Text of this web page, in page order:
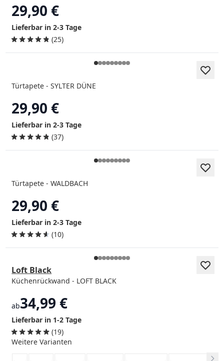
29,90 €
Lieferbar in 2-3 Tage
(25)
Türtapete - SYLTER DÜNE
29,90 €
Lieferbar in 2-3 Tage
(37)
Türtapete - WALDBACH
29,90 €
Lieferbar in 2-3 Tage
(10)
Loft Black
Küchenrückwand - LOFT BLACK
ab34,99 €
Lieferbar in 1-2 Tage
(19)
Weitere Varianten